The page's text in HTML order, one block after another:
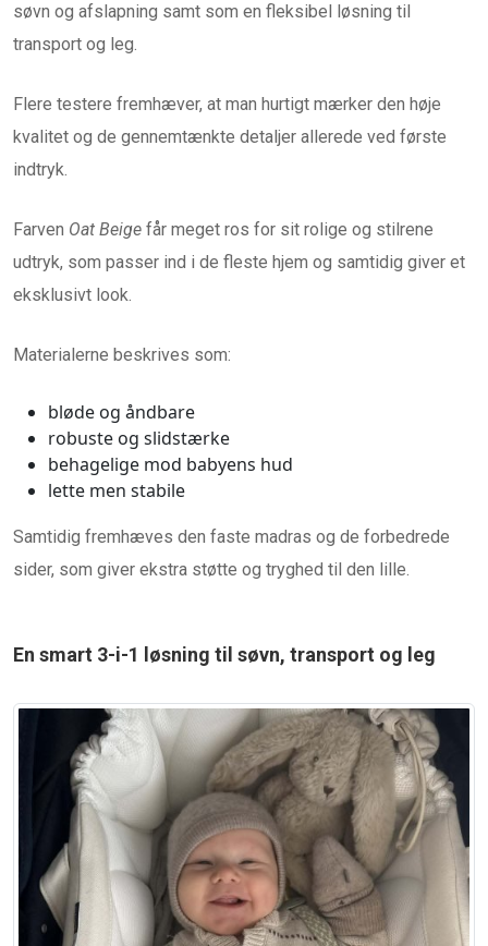
søvn og afslapning samt som en fleksibel løsning til
transport og leg.
Flere testere fremhæver, at man hurtigt mærker den høje
kvalitet og de gennemtænkte detaljer allerede ved første
indtryk.
Farven Oat Beige får meget ros for sit rolige og stilrene
udtryk, som passer ind i de fleste hjem og samtidig giver et
eksklusivt look.
Materialerne beskrives som:
bløde og åndbare
robuste og slidstærke
behagelige mod babyens hud
lette men stabile
Samtidig fremhæves den faste madras og de forbedrede
sider, som giver ekstra støtte og tryghed til den lille.
En smart 3-i-1 løsning til søvn, transport og leg